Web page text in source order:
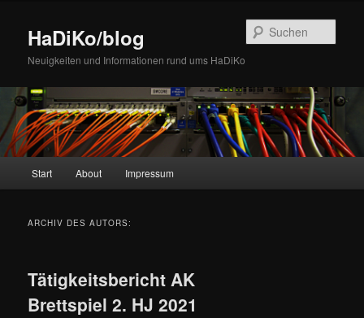
wechseln
wechseln
HaDiKo/blog
Neuigkeiten und Informationen rund ums HaDiKo
Start About Impressum
ARCHIV DES AUTORS:
Tätigkeitsbericht AK
Brettspiel 2. HJ 2021